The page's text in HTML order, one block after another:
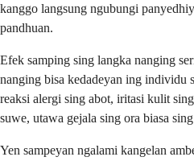
kanggo langsung ngubungi
pandhuan.
Efek samping sing langka nanging
nanging bisa kedadeyan ing individu
reaksi alergi sing abot, iritasi kulit
suwe, utawa gejala sing ora biasa
Yen sampeyan ngalami kangelan